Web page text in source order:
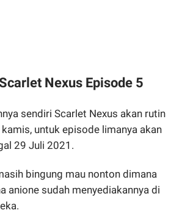
Nexus Episode 5
sendiri Scarlet Nexus akan rutin
untuk episode limanya akan
29 Juli 2021.
bingung mau nonton dimana
anione sudah menyediakannya di